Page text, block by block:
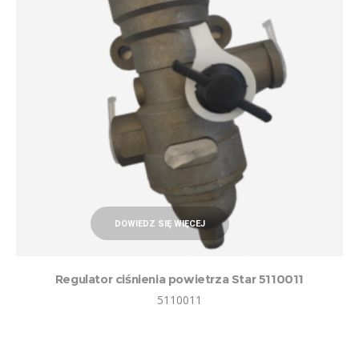
DOWIEDZ SIĘ WIĘCEJ
Regulator ciśnienia powietrza Star 5110011
5110011